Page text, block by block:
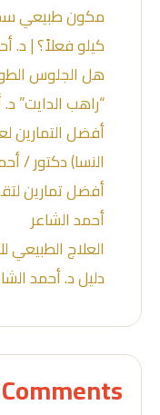
كيلو فعلاً؟ | د.
هل الجلوس
“راهب الدايت”
أفضل التمارين
النسا) دكتور /
أفضل تمارين
أحمد الشاعر
العلاج الطبيعي
دليل د. أحمد